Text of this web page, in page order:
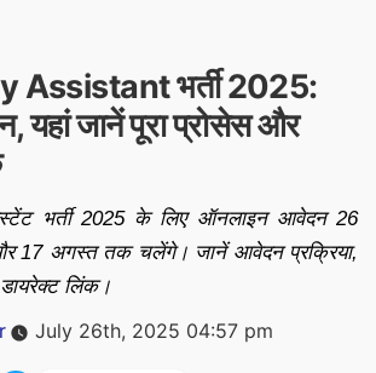
Assistant भर्ती 2025:
यहां जानें पूरा प्रोसेस और
भर्ती 2025 के लिए ऑनलाइन आवेदन 26
17 अगस्त तक चलेंगे। जानें आवेदन प्रक्रिया,
लिंक।
July 26th, 2025 04:57 pm